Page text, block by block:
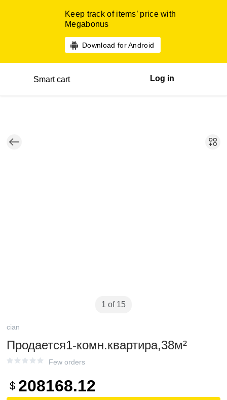
Keep track of items’ price with
Megabonus
Download for Android
Smart cart Log in
1 of 15
cian
Продается1-комн.квартира,38м²
Few orders
$ 208168.12